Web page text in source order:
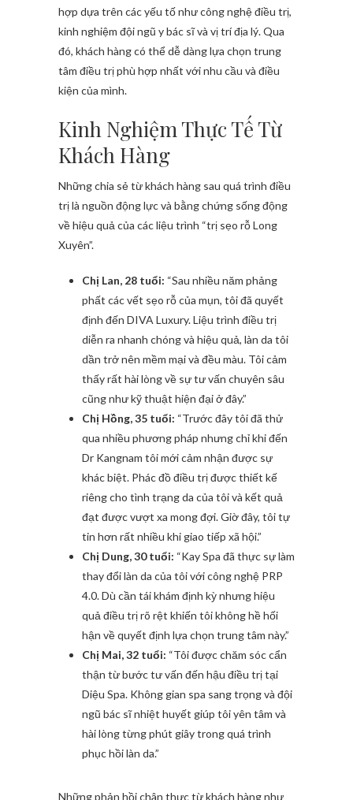
hợp dựa trên các yếu tố như công nghệ điều trị,
kinh nghiệm đội ngũ y bác sĩ và vị trí địa lý. Qua
đó, khách hàng có thể dễ dàng lựa chọn trung
tâm điều trị phù hợp nhất với nhu cầu và điều
kiện của mình.
Kinh Nghiệm Thực Tế Từ
Khách Hàng
Những chia sẻ từ khách hàng sau quá trình điều
trị là nguồn động lực và bằng chứng sống động
về hiệu quả của các liệu trình “trị sẹo rỗ Long
Xuyên”.
Chị Lan, 28 tuổi: “Sau nhiều năm phảng
phất các vết sẹo rỗ của mụn, tôi đã quyết
định đến DIVA Luxury. Liệu trình điều trị
diễn ra nhanh chóng và hiệu quả, làn da tôi
dần trở nên mềm mại và đều màu. Tôi cảm
thấy rất hài lòng về sự tư vấn chuyên sâu
cũng như kỹ thuật hiện đại ở đây.”
Chị Hồng, 35 tuổi: “Trước đây tôi đã thử
qua nhiều phương pháp nhưng chỉ khi đến
Dr Kangnam tôi mới cảm nhận được sự
khác biệt. Phác đồ điều trị được thiết kế
riêng cho tình trạng da của tôi và kết quả
đạt được vượt xa mong đợi. Giờ đây, tôi tự
tin hơn rất nhiều khi giao tiếp xã hội.”
Chị Dung, 30 tuổi: “Kay Spa đã thực sự làm
thay đổi làn da của tôi với công nghệ PRP
4.0. Dù cần tái khám định kỳ nhưng hiệu
quả điều trị rõ rệt khiến tôi không hề hối
hận về quyết định lựa chọn trung tâm này.”
Chị Mai, 32 tuổi: “Tôi được chăm sóc cẩn
thận từ bước tư vấn đến hậu điều trị tại
Diệu Spa. Không gian spa sang trọng và đội
ngũ bác sĩ nhiệt huyết giúp tôi yên tâm và
hài lòng từng phút giây trong quá trình
phục hồi làn da.”
Những phản hồi chân thực từ khách hàng như